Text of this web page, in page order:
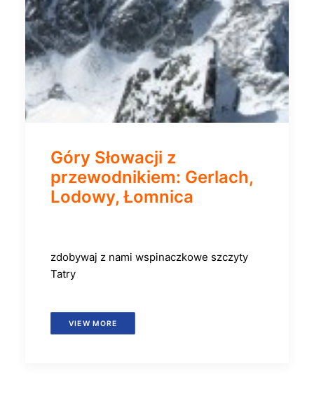
Góry Słowacji z
przewodnikiem: Gerlach,
Lodowy, Łomnica
zdobywaj z nami wspinaczkowe szczyty
Tatry
VIEW MORE